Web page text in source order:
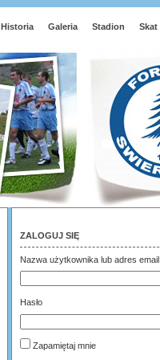
Historia Galeria Stadion Skat
ZALOGUJ SIĘ
Nazwa użytkownika lub adres email
Hasło
Zapamiętaj mnie